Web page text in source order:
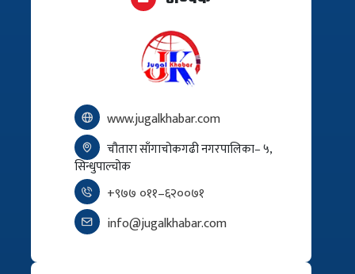
www.jugalkhabar.com
चौतारा साँगाचोकगढी नगरपालिका– ५,
सिन्धुपाल्चोक
+९७७ ०११–६२००७१
info@jugalkhabar.com